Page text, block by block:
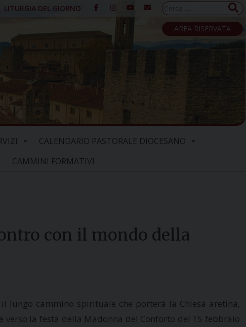
LITURGIA DEL GIORNO
Ricerca
per:
AREA RISERVATA
CALENDARIO PASTORALE DIOCESANO
CAMMINI FORMATIVI
con il mondo della
lungo cammino spirituale che porterà la Chiesa aretina,
verso la festa della Madonna del Conforto del 15 febbraio